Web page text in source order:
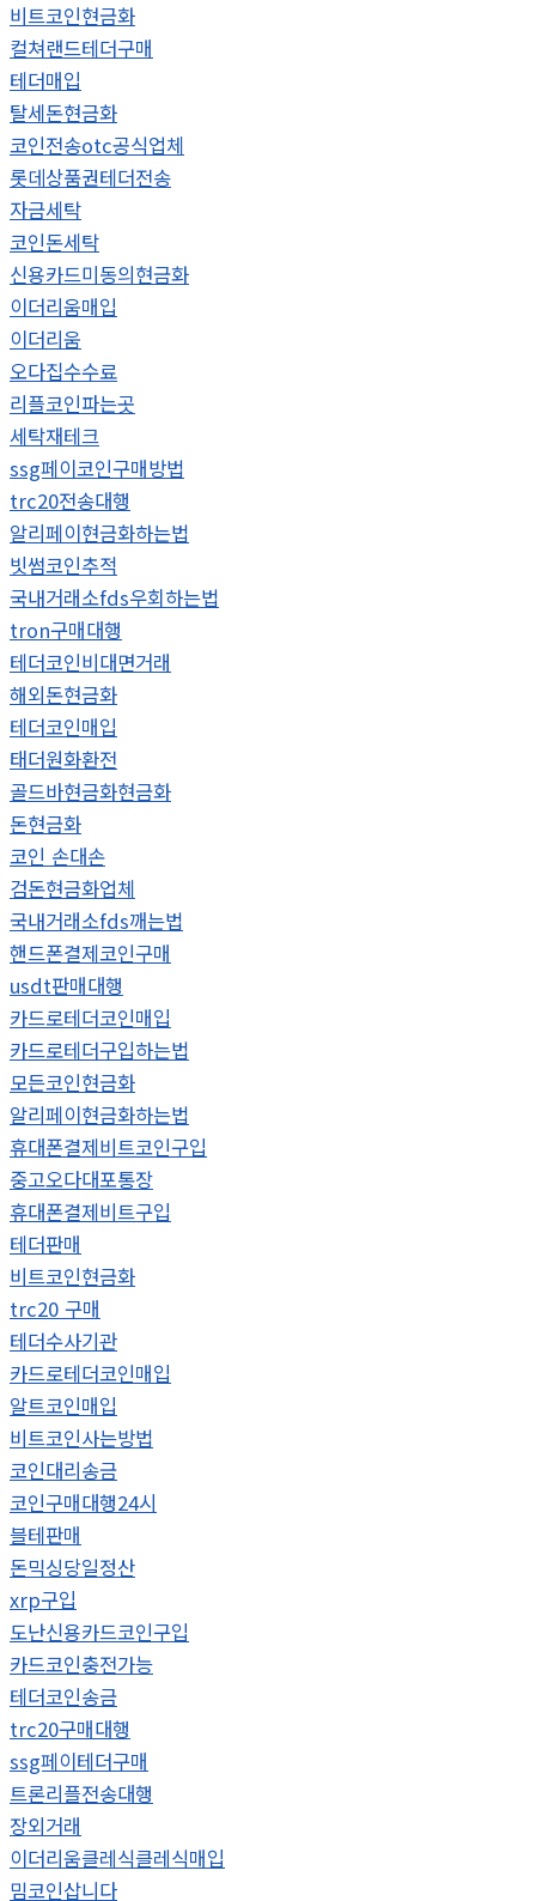
비트코인현금화
컬쳐랜드테더구매
테더매입
탈세돈현금화
코인전송otc공식업체
롯데상품권테더전송
자금세탁
코인돈세탁
신용카드미동의현금화
이더리움매입
이더리움
오다집수수료
리플코인파는곳
세탁재테크
ssg페이코인구매방법
trc20전송대행
알리페이현금화하는법
빗썸코인추적
국내거래소fds우회하는법
tron구매대행
테더코인비대면거래
해외돈현금화
테더코인매입
태더원화환전
골드바현금화현금화
돈현금화
코인 손대손
검돈현금화업체
국내거래소fds깨는법
핸드폰결제코인구매
usdt판매대행
카드로테더코인매입
카드로테더구입하는법
모든코인현금화
알리페이현금화하는법
휴대폰결제비트코인구입
중고오다대포통장
휴대폰결제비트구입
테더판매
비트코인현금화
trc20 구매
테더수사기관
카드로테더코인매입
알트코인매입
비트코인사는방법
코인대리송금
코인구매대행24시
블테판매
돈믹싱당일정산
xrp구입
도난신용카드코인구입
카드코인충전가능
테더코인송금
trc20구매대행
ssg페이테더구매
트론리플전송대행
장외거래
이더리움클레식클레식매입
밈코인삽니다